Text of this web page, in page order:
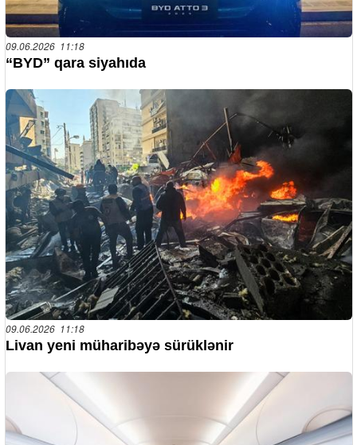
09.06.2026 11:18
“BYD” qara siyahıda
09.06.2026 11:18
Livan yeni müharibəyə sürüklənir